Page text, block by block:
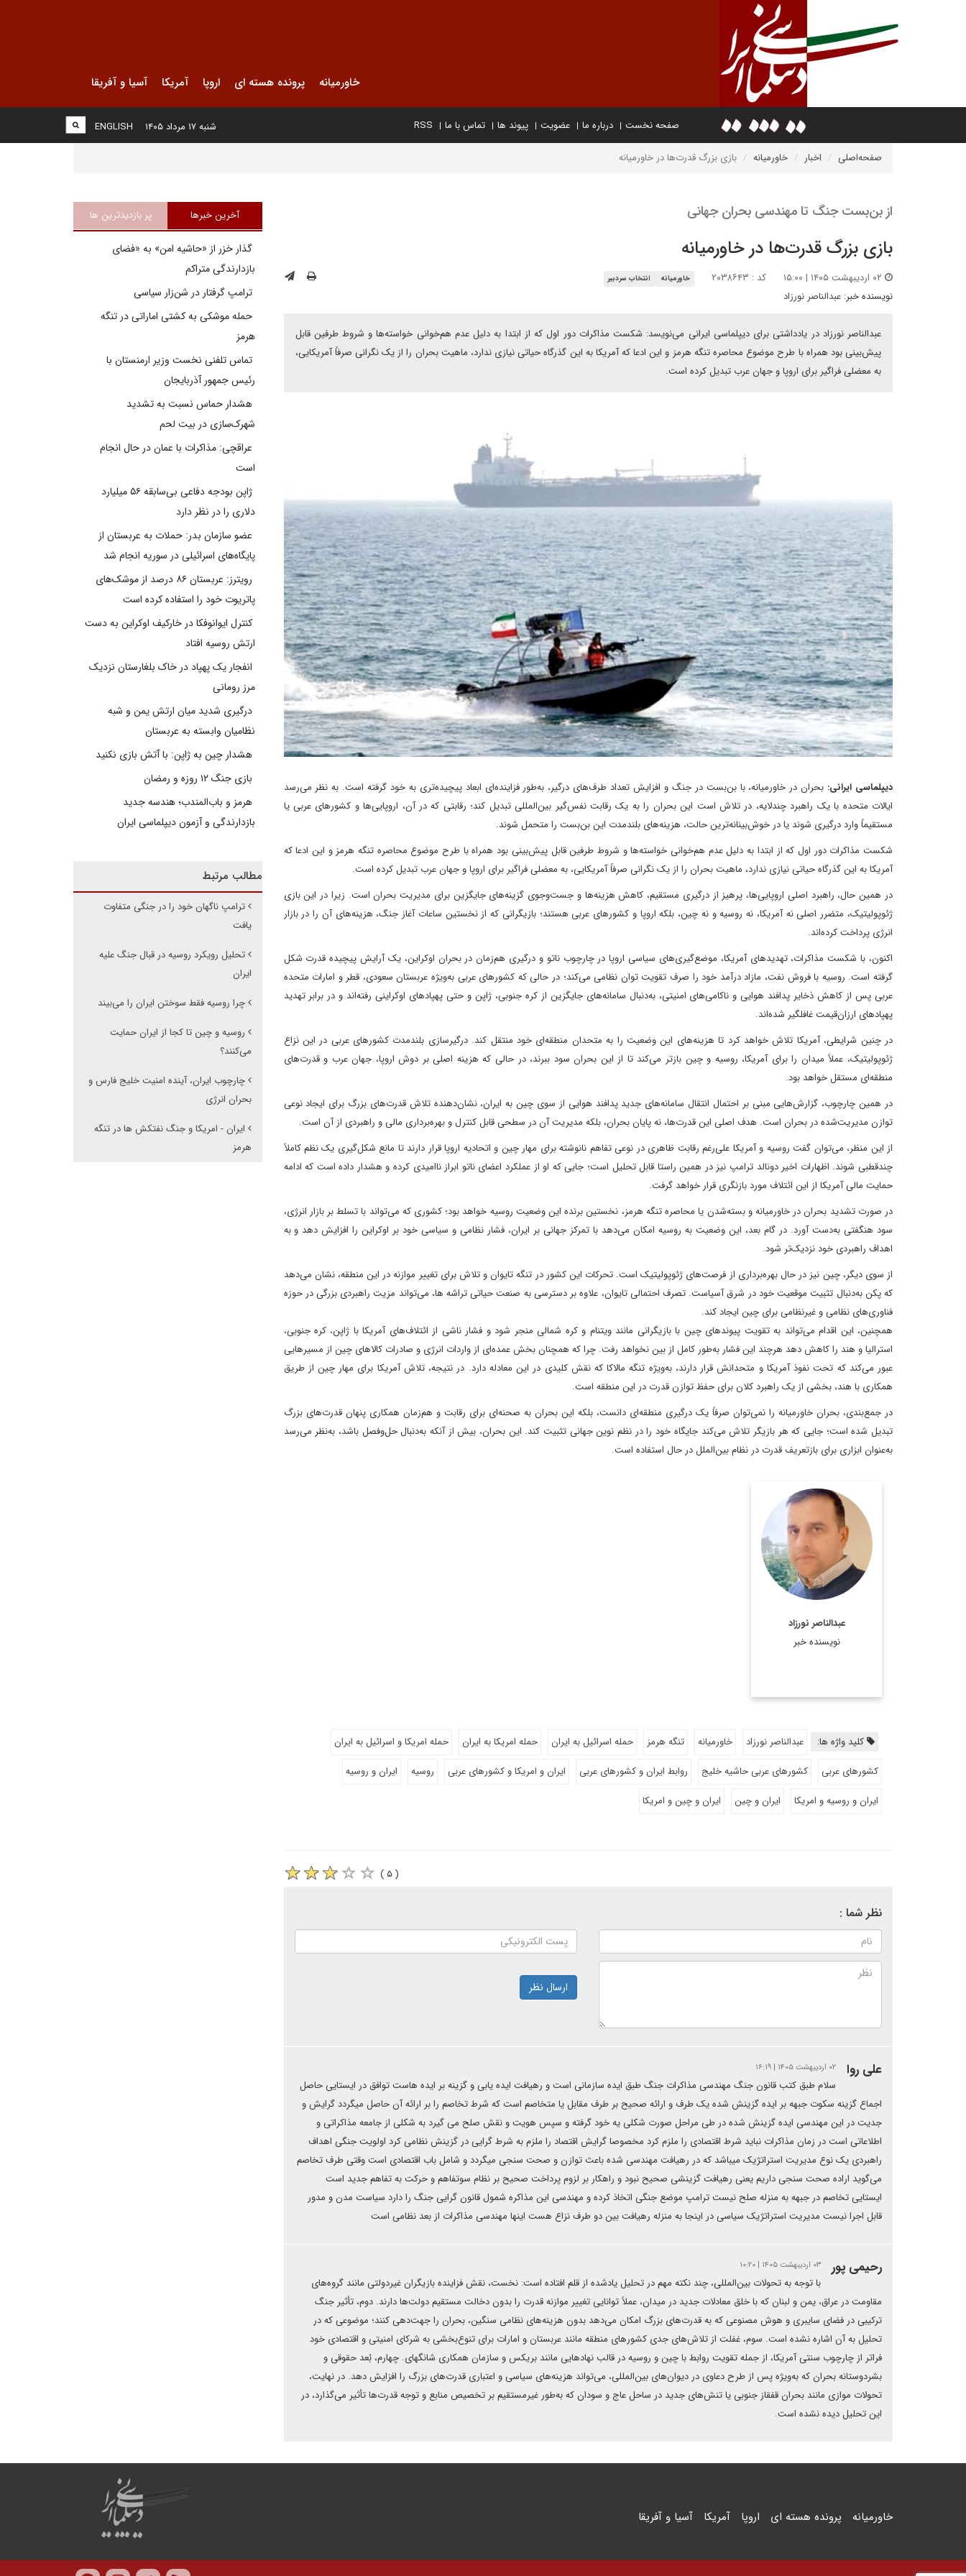
خاورمیانه پرونده هسته ای اروپا آمریکا آسیا و آفریقا
صفحه نخست درباره ما عضویت پیوند ها تماس با ما RSS
ENGLISH شنبه ۱۷ مرداد ۱۴۰۵
صفحه‌اصلی اخبار خاورمیانه بازی بزرگ قدرت‌ها در خاورمیانه
از بن‌بست جنگ تا مهندسی بحران جهانی
بازی بزرگ قدرت‌ها در خاورمیانه
کد : ۲۰۳۸۶۴۳ خاورمیانه انتخاب سردبیر
نویسنده خبر: عبدالناصر نورزاد
عبدالناصر نورزاد در یادداشتی برای دیپلماسی ایرانی می‌نویسد: شکست مذاکرات دور اول که از ابتدا به دلیل عدم هم‌خوانی خواسته‌ها و شروط طرفین قابل
پیش‌بینی بود همراه با طرح موضوع محاصره تنگه هرمز و این ادعا که آمریکا به این گذرگاه حیاتی نیازی ندارد، ماهیت بحران را از یک نگرانی صرفاً آمریکایی،
به معضلی فراگیر برای اروپا و جهان عرب تبدیل کرده است.
دیپلماسی ایرانی: بحران در خاورمیانه، با بن‌بست در جنگ و افزایش تعداد طرف‌های درگیر، به‌طور فزاینده‌ای ابعاد پیچیده‌تری به خود گرفته است. به نظر می‌رسد
ایالات متحده با یک راهبرد چندلایه، در تلاش است این بحران را به یک رقابت نفس‌گیر بین‌المللی تبدیل کند؛ رقابتی که در آن، اروپایی‌ها و کشورهای عربی یا
مستقیماً وارد درگیری شوند یا در خوش‌بینانه‌ترین حالت، هزینه‌های بلندمدت این بن‌بست را متحمل شوند.
شکست مذاکرات دور اول که از ابتدا به دلیل عدم هم‌خوانی خواسته‌ها و شروط طرفین قابل پیش‌بینی بود همراه با طرح موضوع محاصره تنگه هرمز و این ادعا که
آمریکا به این گذرگاه حیاتی نیازی ندارد، ماهیت بحران را از یک نگرانی صرفاً آمریکایی، به معضلی فراگیر برای اروپا و جهان عرب تبدیل کرده است.
در همین حال، راهبرد اصلی اروپایی‌ها، پرهیز از درگیری مستقیم، کاهش هزینه‌ها و جست‌وجوی گزینه‌های جایگزین برای مدیریت بحران است. زیرا در این بازی
ژئوپولیتیک، متضرر اصلی نه آمریکا، نه روسیه و نه چین، بلکه اروپا و کشورهای عربی هستند؛ بازیگرانی که از نخستین ساعات آغاز جنگ، هزینه‌های آن را در بازار
انرژی پرداخت کرده‌اند.
اکنون، با شکست مذاکرات، تهدیدهای آمریکا، موضع‌گیری‌های سیاسی اروپا در چارچوب ناتو و درگیری هم‌زمان در بحران اوکراین، یک آرایش پیچیده قدرت شکل
گرفته است. روسیه با فروش نفت، مازاد درآمد خود را صرف تقویت توان نظامی می‌کند؛ در حالی که کشورهای عربی به‌ویژه عربستان سعودی، قطر و امارات متحده
عربی پس از کاهش ذخایر پدافند هوایی و ناکامی‌های امنیتی، به‌دنبال سامانه‌های جایگزین از کره جنوبی، ژاپن و حتی پهپادهای اوکراینی رفته‌اند و در برابر تهدید
پهپادهای ارزان‌قیمت غافلگیر شده‌اند.
در چنین شرایطی، آمریکا تلاش خواهد کرد تا هزینه‌های این وضعیت را به متحدان منطقه‌ای خود منتقل کند. درگیرسازی بلندمدت کشورهای عربی در این نزاع
ژئوپولیتیک، عملاً میدان را برای آمریکا، روسیه و چین بازتر می‌کند تا از این بحران سود ببرند، در حالی که هزینه اصلی بر دوش اروپا، جهان عرب و قدرت‌های
منطقه‌ای مستقل خواهد بود.
در همین چارچوب، گزارش‌هایی مبنی بر احتمال انتقال سامانه‌های جدید پدافند هوایی از سوی چین به ایران، نشان‌دهنده تلاش قدرت‌های بزرگ برای ایجاد نوعی
توازن مدیریت‌شده در بحران است. هدف اصلی این قدرت‌ها، نه پایان بحران، بلکه مدیریت آن در سطحی قابل کنترل و بهره‌برداری مالی و راهبردی از آن است.
از این منظر، می‌توان گفت روسیه و آمریکا علی‌رغم رقابت ظاهری در نوعی تفاهم نانوشته برای مهار چین و اتحادیه اروپا قرار دارند تا مانع شکل‌گیری یک نظم کاملاً
چندقطبی شوند. اظهارات اخیر دونالد ترامپ نیز در همین راستا قابل تحلیل است؛ جایی که او از عملکرد اعضای ناتو ابراز ناامیدی کرده و هشدار داده است که ادامه
حمایت مالی آمریکا از این ائتلاف مورد بازنگری قرار خواهد گرفت.
در صورت تشدید بحران در خاورمیانه و بسته‌شدن یا محاصره تنگه هرمز، نخستین برنده این وضعیت روسیه خواهد بود؛ کشوری که می‌تواند با تسلط بر بازار انرژی،
سود هنگفتی به‌دست آورد. در گام بعد، این وضعیت به روسیه امکان می‌دهد با تمرکز جهانی بر ایران، فشار نظامی و سیاسی خود بر اوکراین را افزایش دهد و به
اهداف راهبردی خود نزدیک‌تر شود.
از سوی دیگر، چین نیز در حال بهره‌برداری از فرصت‌های ژئوپولیتیک است. تحرکات این کشور در تنگه تایوان و تلاش برای تغییر موازنه در این منطقه، نشان می‌دهد
که پکن به‌دنبال تثبیت موقعیت خود در شرق آسیاست. تصرف احتمالی تایوان، علاوه بر دسترسی به صنعت حیاتی تراشه ها، می‌تواند مزیت راهبردی بزرگی در حوزه
فناوری‌های نظامی و غیرنظامی برای چین ایجاد کند.
همچنین، این اقدام می‌تواند به تقویت پیوندهای چین با بازیگرانی مانند ویتنام و کره شمالی منجر شود و فشار ناشی از ائتلاف‌های آمریکا با ژاپن، کره جنوبی،
استرالیا و هند را کاهش دهد هرچند این فشار به‌طور کامل از بین نخواهد رفت. چرا که همچنان بخش عمده‌ای از واردات انرژی و صادرات کالاهای چین از مسیرهایی
عبور می‌کند که تحت نفوذ آمریکا و متحدانش قرار دارند، به‌ویژه تنگه مالاکا که نقش کلیدی در این معادله دارد. در نتیجه، تلاش آمریکا برای مهار چین از طریق
همکاری با هند، بخشی از یک راهبرد کلان برای حفظ توازن قدرت در این منطقه است.
در جمع‌بندی، بحران خاورمیانه را نمی‌توان صرفاً یک درگیری منطقه‌ای دانست، بلکه این بحران به صحنه‌ای برای رقابت و هم‌زمان همکاری پنهان قدرت‌های بزرگ
تبدیل شده است؛ جایی که هر بازیگر تلاش می‌کند جایگاه خود را در نظم نوین جهانی تثبیت کند. این بحران، بیش از آنکه به‌دنبال حل‌وفصل باشد، به‌نظر می‌رسد
به‌عنوان ابزاری برای بازتعریف قدرت در نظام بین‌الملل در حال استفاده است.
عبدالناصر نورزاد
نویسنده خبر
استاد پیشین دانشگاه کابل
اطلاعات بیشتر
کلید واژه ها: عبدالناصر نورزاد خاورمیانه تنگه هرمز حمله اسرائیل به ایران حمله امریکا به ایران
حمله امریکا و اسرائیل به ایران
کشورهای عربی
کشورهای عربی حاشیه خلیج روابط ایران و کشورهای عربی ایران و امریکا و کشورهای عربی روسیه
ایران و روسیه
ایران و روسیه و امریکا
ایران و چین ایران و چین و امریکا
( ۵ )
نظر شما :
ارسال نظر
علی روا ۰۲ اردیبهشت ۱۴۰۵ | ۱۶:۱۹
سلام طبق کتب قانون جنگ مهندسی مذاکرات جنگ طبق ایده سازمانی است و رهیافت ایده یابی و گزینه بر ایده هاست توافق در ایستایی حاصل
اجماع گزینه سکوت جبهه بر ایده گزینش شده یک طرف و ارائه صحیح بر طرف مقابل یا متخاصم است که شرط تخاصم را بر ارائه آن حاصل میگردد گرایش و
جدیت در این مهندسی ایده گزینش شده در طی مراحل صورت شکلی یه خود گرفته و سپس هویت و نقش صلح می گیرد به شکلی از جامعه مذاکراتی و
اطلاعاتی است در زمان مذاکرات نباید شرط اقتصادی را ملزم کرد مخصوصا گرایش اقتصاد را ملزم به شرط گرایی در گزینش نظامی کرد اولویت جنگی اهداف
راهبردی یک نوع مدیریت استراتژیک میباشد که در رهیافت مهندسی شده باعث توازن و صحت سنجی میگردد و شامل باب اقتصادی است وقتی طرف تخاصم
می‌گوید اراده صحت سنجی داریم یعنی رهیافت گزینشی صحیح نبود و راهکار بر لزوم پرداخت صحیح بر نظام سوتفاهم و حرکت به تفاهم جدید است
ایستایی تخاصم در جبهه به منزله صلح نیست ترامپ موضع جنگی اتخاذ کرده و مهندسی این مذاکره شمول قانون گرایی جنگ را دارد سیاست مدن و مدور
قابل اجرا نیست مدیریت استراتژیک سیاسی در اینجا به منزله رهیافت بین دو طرف نزاع هست اینها مهندسی مذاکرات از بعد نظامی است
رحیمی پور ۰۳ اردیبهشت ۱۴۰۵ | ۱۰:۲۰
با توجه به تحولات بین‌المللی، چند نکته مهم در تحلیل یادشده از قلم افتاده است: نخست، نقش فزاینده بازیگران غیردولتی مانند گروه‌های
مقاومت در عراق، یمن و لبنان که با خلق معادلات جدید در میدان، عملاً توانایی تغییر موازنه قدرت را بدون دخالت مستقیم دولت‌ها دارند. دوم، تأثیر جنگ
ترکیبی در فضای سایبری و هوش مصنوعی که به قدرت‌های بزرگ امکان می‌دهد بدون هزینه‌های نظامی سنگین، بحران را جهت‌دهی کنند؛ موضوعی که در
تحلیل به آن اشاره نشده است. سوم، غفلت از تلاش‌های جدی کشورهای منطقه مانند عربستان و امارات برای تنوع‌بخشی به شرکای امنیتی و اقتصادی خود
فراتر از چارچوب سنتی آمریکا، از جمله تقویت روابط با چین و روسیه در قالب نهادهایی مانند بریکس و سازمان همکاری شانگهای. چهارم، بُعد حقوقی و
بشردوستانه بحران که به‌ویژه پس از طرح دعاوی در دیوان‌های بین‌المللی، می‌تواند هزینه‌های سیاسی و اعتباری قدرت‌های بزرگ را افزایش دهد. در نهایت،
تحولات موازی مانند بحران قفقاز جنوبی یا تنش‌های جدید در ساحل عاج و سودان که به‌طور غیرمستقیم بر تخصیص منابع و توجه قدرت‌ها تأثیر می‌گذارد، در
این تحلیل دیده نشده است.
آخرین خبرها پر بازدیدترین ها
گذار خزر از «حاشیه امن» به «فضای
بازدارندگی متراکم
ترامپ گرفتار در شن‌زار سیاسی
حمله موشکی به کشتی اماراتی در تنگه
هرمز
تماس تلفنی نخست وزیر ارمنستان با
رئیس جمهور آذربایجان
هشدار حماس نسبت به تشدید
شهرک‌سازی در بیت‌ لحم
عراقچی: مذاکرات با عمان در حال انجام
است
ژاپن بودجه دفاعی بی‌سابقه ۵۶ میلیارد
دلاری را در نظر دارد
عضو سازمان بدر: حملات به عربستان از
پایگاه‌های اسرائیلی در سوریه انجام شد
رویترز: عربستان ۸۶ درصد از موشک‌های
پاتریوت خود را استفاده کرده است
کنترل ایوانوفکا در خارکیف اوکراین به دست
ارتش روسیه افتاد
انفجار یک پهپاد در خاک بلغارستان نزدیک
مرز رومانی
درگیری شدید میان ارتش یمن و شبه
نظامیان وابسته به عربستان
هشدار چین به ژاپن: با آتش بازی نکنید
بازی جنگ ۱۲ روزه و رمضان
هرمز و باب‌المندب؛ هندسه جدید
بازدارندگی و آزمون دیپلماسی ایران
مطالب مرتبط
ترامپ ناگهان خود را در جنگی متفاوت
یافت
تحلیل رویکرد روسیه در قبال جنگ علیه
ایران
چرا روسیه فقط سوختن ایران را می‌بیند
روسیه و چین تا کجا از ایران حمایت
می‌کنند؟
چارچوب ایران، آینده امنیت خلیج فارس و
بحران انرژی
ایران - امریکا و جنگ نفتکش ها در تنگه
هرمز
خاورمیانه پرونده هسته ای اروپا آمریکا آسیا و آفریقا